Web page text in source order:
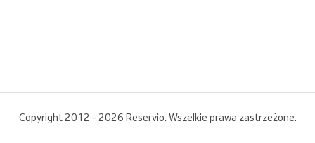
Copyright 2012 - 2026 Reservio. Wszelkie prawa zastrzeżone.